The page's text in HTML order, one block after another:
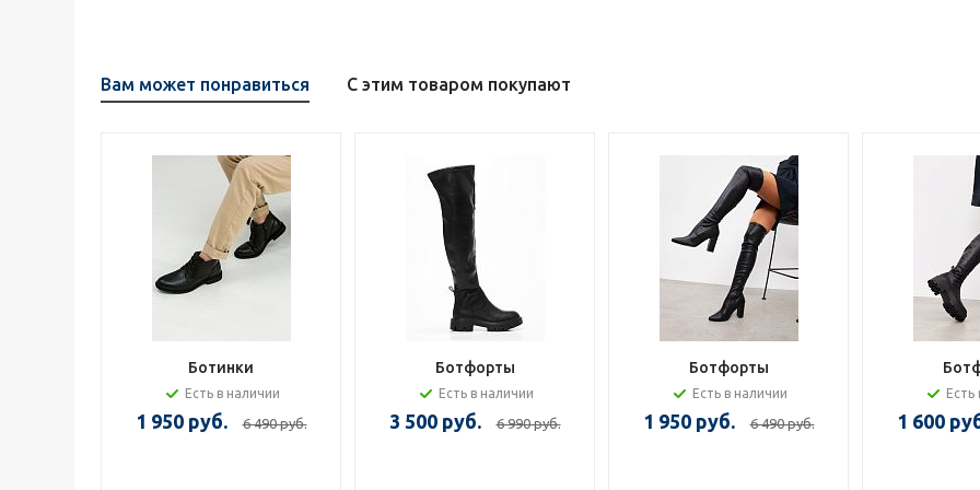
Вам может понравиться С этим товаром покупают
Ботинки
Есть в наличии
1 950 руб. 6 490 руб.
Ботфорты
Есть в наличии
3 500 руб. 6 990 руб.
Ботфорты
Есть в наличии
1 950 руб. 6 490 руб.
Есть
1 600